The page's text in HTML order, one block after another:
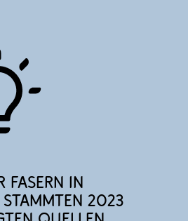
Fasern in
2023